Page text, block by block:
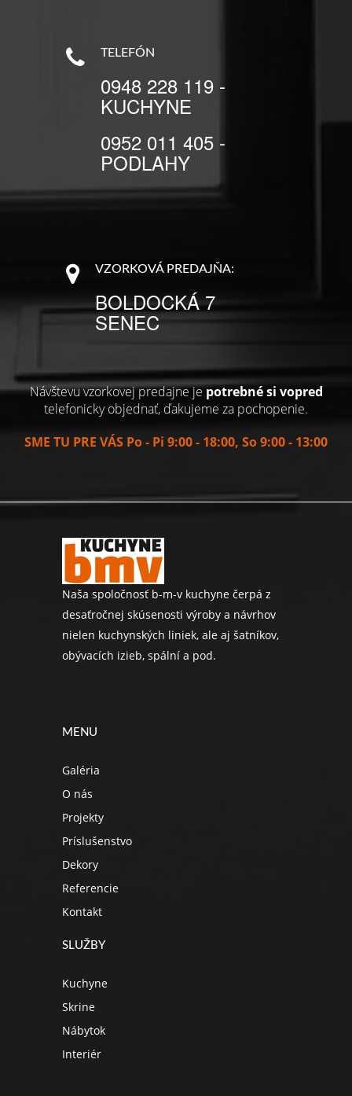
TELEFÓN
0948 228 119 -
KUCHYNE
0952 011 405 -
PODLAHY
VZORKOVÁ PREDAJŇA:
BOLDOCKÁ 7
SENEC
Návštevu vzorkovej predajne jepotrebné si vopred
telefonicky objednať, ďakujeme za pochopenie.
SME TU PRE VÁS Po - Pi 9:00 - 18:00, So 9:00 - 13:00
Naša spoločnosť b-m-v kuchyne čerpá z
desaťročnej skúsenosti výroby a návrhov
nielen kuchynských liniek, ale aj šatníkov,
obývacích izieb, spální a pod.
MENU
Galéria
O nás
Projekty
Príslušenstvo
Dekory
Referencie
Kontakt
SLUŽBY
Kuchyne
Skrine
Nábytok
Interiér